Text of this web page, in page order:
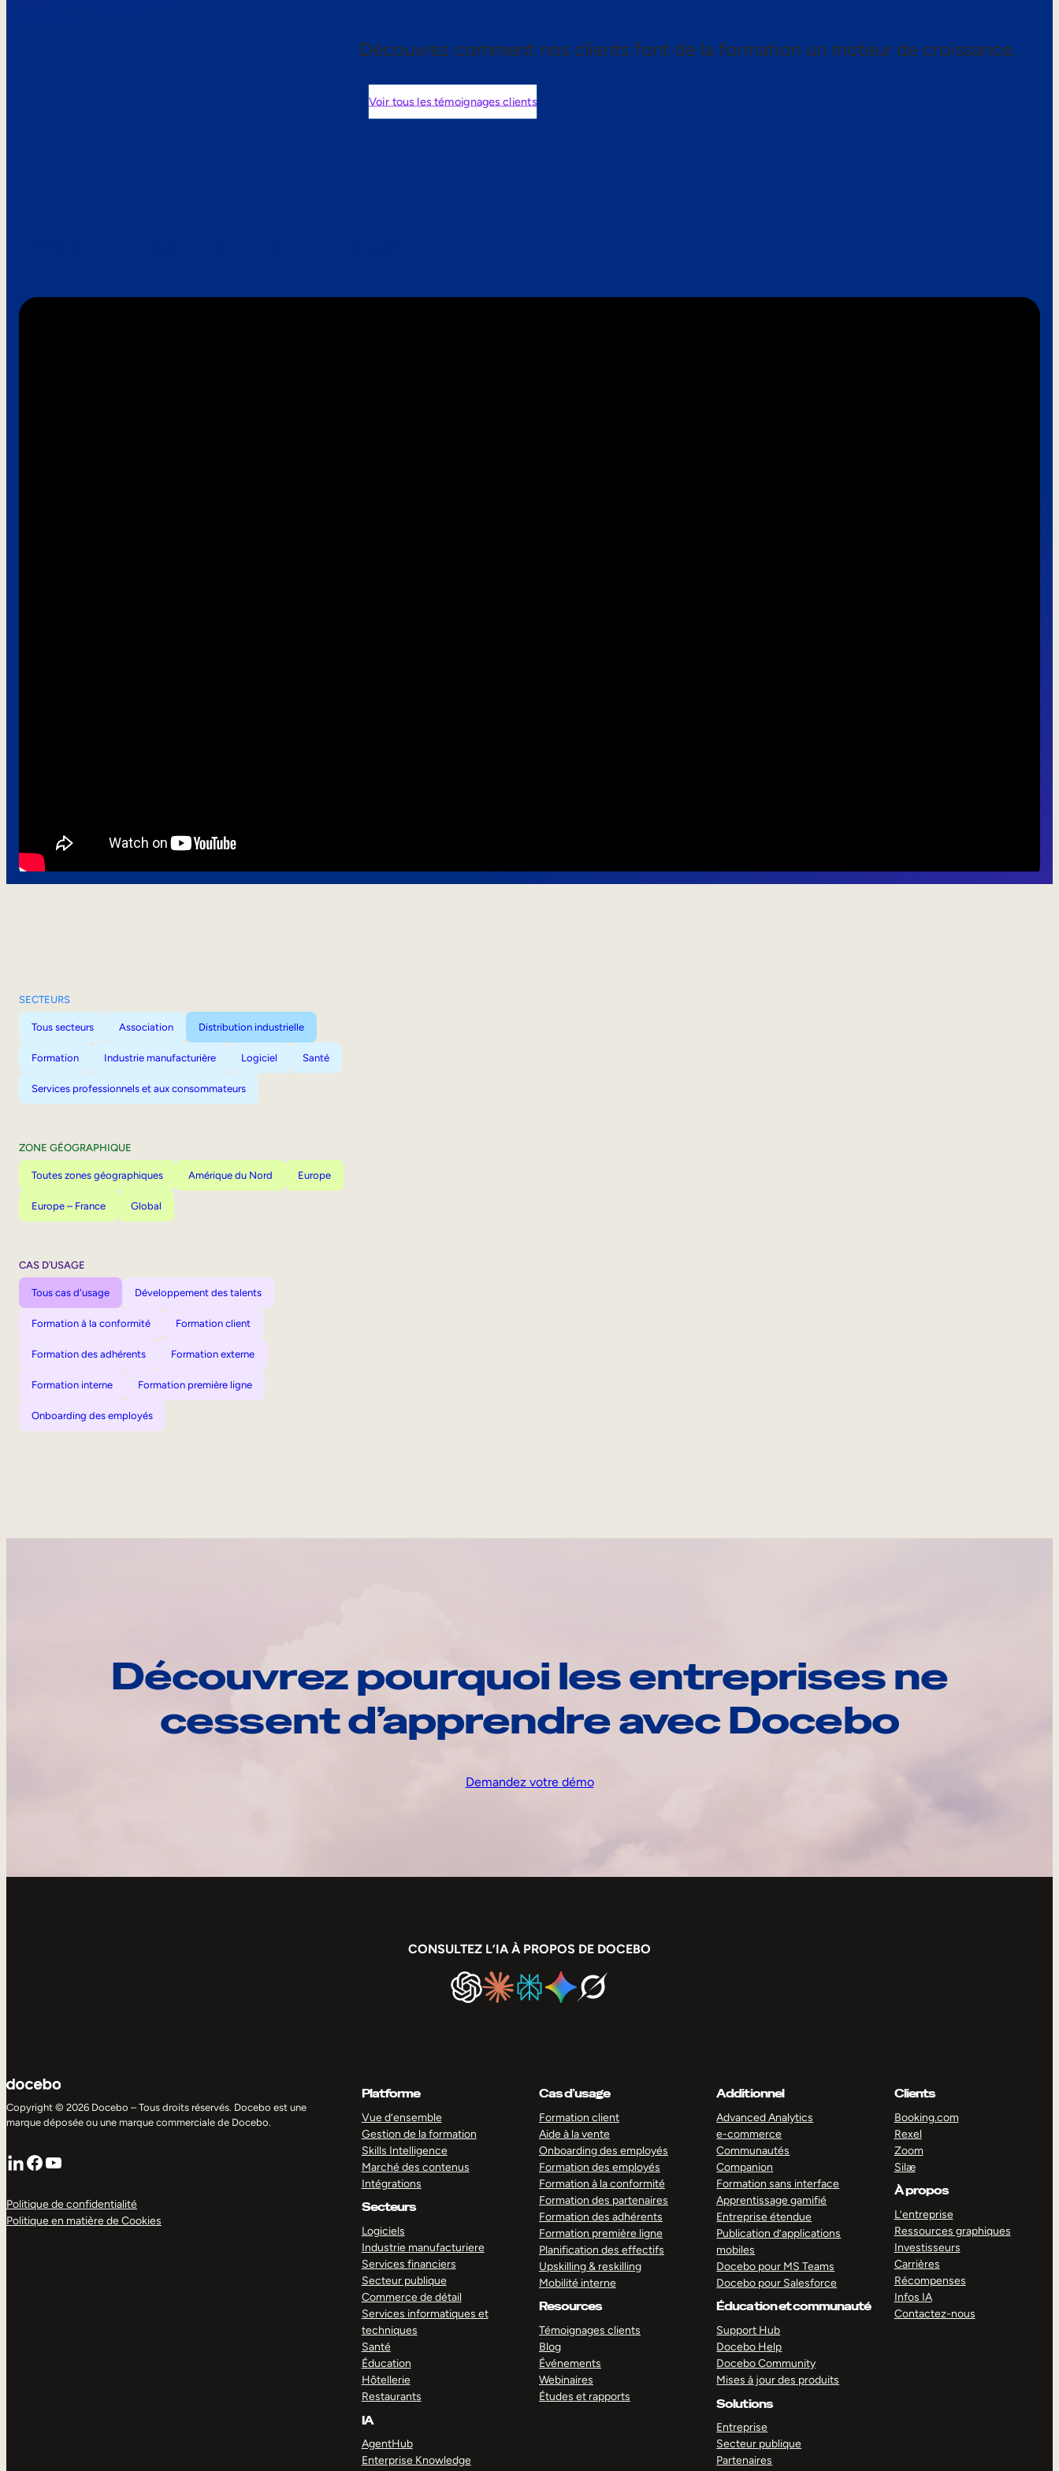
Découvrez comment nos clients font de la formation un moteur de croissance.
Voir tous les témoignages clients
SECTEURS
Tous secteurs Association Distribution industrielle
Formation Industrie manufacturière Logiciel Santé
Services professionnels et aux consommateurs
ZONE GÉOGRAPHIQUE
Toutes zones géographiques Amérique du Nord Europe
Europe – France Global
CAS D’USAGE
Tous cas d'usage Développement des talents
Formation à la conformité Formation client
Formation des adhérents Formation externe
Formation interne Formation première ligne
Onboarding des employés
Découvrez pourquoi les entreprises ne
cessent d’apprendre avec Docebo
Demandez votre démo
CONSULTEZ L’IA À PROPOS DE DOCEBO
Copyright © 2026 Docebo – Tous droits réservés. Docebo est une
marque déposée ou une marque commerciale de Docebo.
LinkedIn
Facebook
YouTube
Politique de confidentialité
Politique en matière de Cookies
Platforme
Vue d’ensemble
Gestion de la formation
Skills Intelligence
Marché des contenus
Intégrations
Secteurs
Logiciels
Industrie manufacturiere
Services financiers
Secteur publique
Commerce de détail
Services informatiques et
techniques
Santé
Éducation
Hôtellerie
Restaurants
IA
AgentHub
Enterprise Knowledge
Cas d’usage
Formation client
Aide à la vente
Onboarding des employés
Formation des employés
Formation à la conformité
Formation des partenaires
Formation des adhérents
Formation première ligne
Planification des effectifs
Upskilling & reskilling
Mobilité interne
Resources
Témoignages clients
Blog
Événements
Webinaires
Études et rapports
Additionnel
Advanced Analytics
e-commerce
Communautés
Companion
Formation sans interface
Apprentissage gamifié
Entreprise étendue
Publication d’applications
mobiles
Docebo pour MS Teams
Docebo pour Salesforce
Éducation et communauté
Support Hub
Docebo Help
Docebo Community
Mises à jour des produits
Solutions
Entreprise
Secteur publique
Partenaires
Clients
Booking.com
Rexel
Zoom
Silæ
À propos
L’entreprise
Ressources graphiques
Investisseurs
Carrières
Récompenses
Infos IA
Contactez-nous